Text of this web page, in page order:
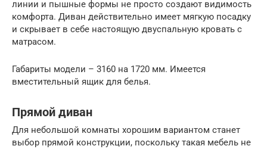
линии и пышные формы не просто создают видимость
комфорта. Диван действительно имеет мягкую посадку
и скрывает в себе настоящую двуспальную кровать с
матрасом.
Габариты модели – 3160 на 1720 мм. Имеется
вместительный ящик для белья.
Прямой диван
Для небольшой комнаты хорошим вариантом станет
выбор прямой конструкции, поскольку такая мебель не